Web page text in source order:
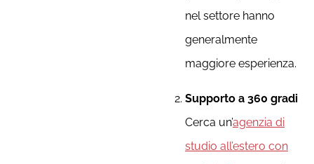
nel settore hanno
generalmente
maggiore esperienza.
Supporto a 360 gradi
Cerca un’agenzia di
studio all’estero con